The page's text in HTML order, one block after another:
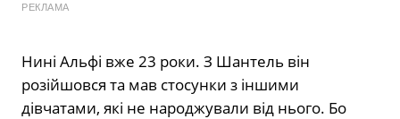
РЕКЛАМА
Нині Альфі вже 23 роки. З Шантель він
розійшовся та мав стосунки з іншими
дівчатами, які не народжували від нього. Бо